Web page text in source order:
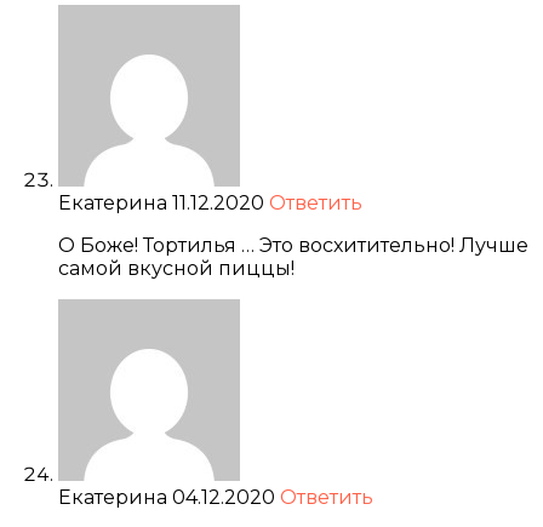
Екатерина 11.12.2020 Ответить
О Боже! Тортилья … Это восхитительно! Лучше
самой вкусной пиццы!
Екатерина 04.12.2020 Ответить